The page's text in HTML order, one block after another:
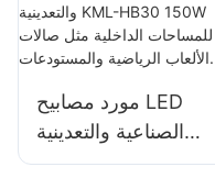
والمستودعات وما إلى
ذلك.
مورد مصابيح LED
الصناعية والتعدينية
KML-HB30 150W